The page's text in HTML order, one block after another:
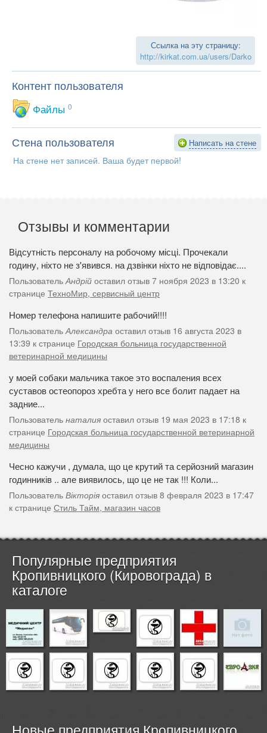
Ссылка на эту страницу:
http://kirkat.com.ua/users/Darko
Контент пользователя
Файлы 0
Стена пользователя Написать на стене
На стене нет записей. Ваша будет первой!
Отзывы и комментарии
Відсутність персоналу на робочому місці. Прочекали
годину, ніхто не з'явився. на дзвінки ніхто не відповідає....
Пользователь Андрій оставил отзыв 7 ноября 2023 в 13:20 к
странице ТехноМир, сервисный центр
Номер телефона напишите рабочий!!!!
Пользователь Александра оставил отзыв 16 августа 2023 в
13:39 к странице Городская больница государственной
ветеринарной медицины
у моей собаки мальчика такое это воспаления всех
суставов остеопороз хребта у него все болит падает на
задние...
Пользователь наталия оставил отзыв 19 мая 2023 в 17:18 к
странице Городская больница государственной ветеринарной
медицины
Чесно кажучи , думала, що це крутий та серйозний магазин
годинників .. але виявилось, що це не так !!! Коли...
Пользователь Вікторія оставил отзыв 8 февраля 2023 в 17:47
к странице Стиль Тайм, магазин часов
Популярные предприятия
Кропивницкого (Кировограда) в
каталоге